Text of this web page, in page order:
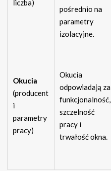
liczba)
pośrednio na
parametry
izolacyjne.
Okucia
(producent
i
parametry
pracy)
Okucia
odpowiadają za
funkcjonalność,
szczelność
pracy i
trwałość okna.